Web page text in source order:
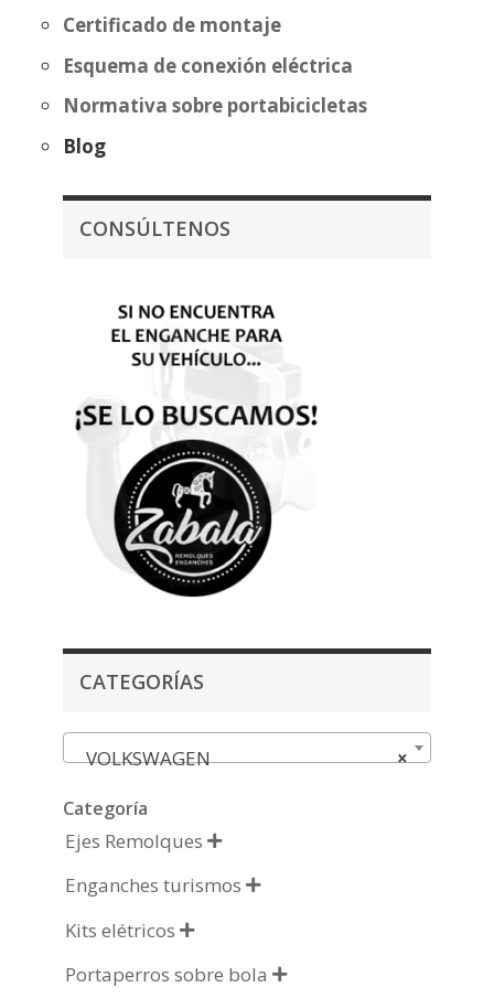
Certificado de montaje
Esquema de conexión eléctrica
Normativa sobre portabicicletas
Blog
CONSÚLTENOS
CATEGORÍAS
×
VOLKSWAGEN
Categoría
Ejes Remolques 
Enganches turismos 
Kits elétricos 
Portaperros sobre bola 